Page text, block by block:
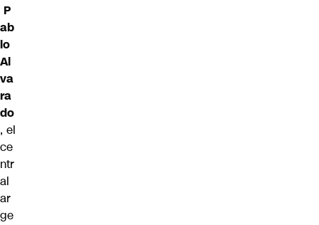
P
ab
lo
Al
va
ra
do
, el
ce
ntr
al
ar
ge